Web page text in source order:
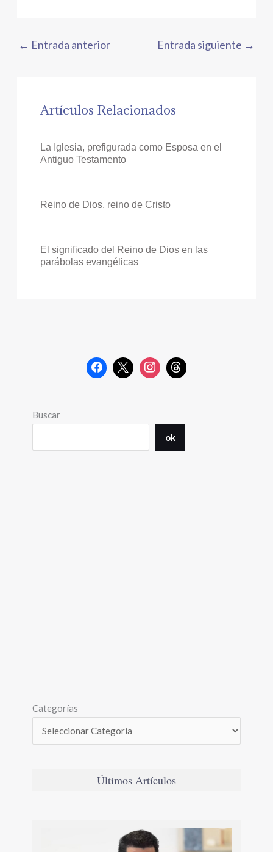
← Entrada anterior Entrada siguiente →
Artículos Relacionados
La Iglesia, prefigurada como Esposa en el
Antiguo Testamento
Reino de Dios, reino de Cristo
El significado del Reino de Dios en las
parábolas evangélicas
Buscar
ok
Categorías
Últimos Artículos